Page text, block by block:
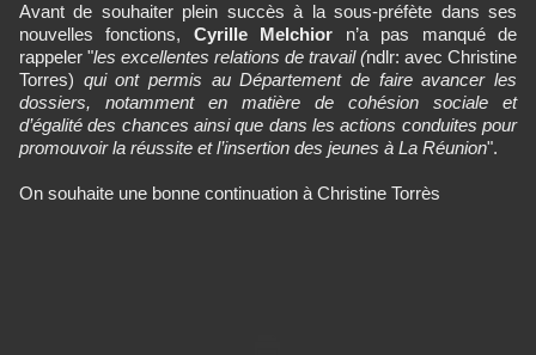
Avant de souhaiter plein succès à la sous-préfète dans ses
nouvelles fonctions, Cyrille Melchior n’a pas manqué de
rappeler "les excellentes relations de travail (ndlr: avec Christine
Torres) qui ont permis au Département de faire avancer les
dossiers, notamment en matière de cohésion sociale et
d’égalité des chances ainsi que dans les actions conduites pour
promouvoir la réussite et l’insertion des jeunes à La Réunion".
On souhaite une bonne continuation à Christine Torrès